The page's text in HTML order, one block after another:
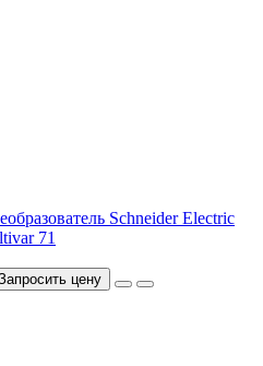
Schneider Electric
71
цену